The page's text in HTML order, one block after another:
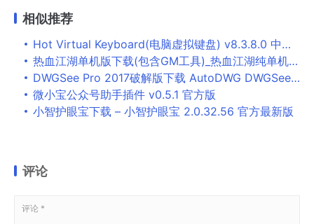
相似推荐
Hot Virtual Keyboard(电脑虚拟键盘) v8.3.8.0 中文绿色版
热血江湖单机版下载(包含GM工具)_热血江湖纯单机版下载
DWGSee Pro 2017破解版下载 AutoDWG DWGSee Pro 2017特别版 DWG/DXF/DWF图纸查看器
微小宝公众号助手插件 v0.5.1 官方版
小智护眼宝下载 – 小智护眼宝 2.0.32.56 官方最新版
评论